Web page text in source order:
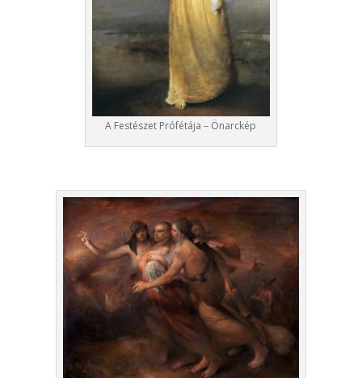
A Festészet Prófétája – Önarckép